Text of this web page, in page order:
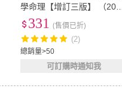
學命理【增訂三版】 （20
K）
總銷量>50
331 (售價已折)
(2)
可訂購時通知我